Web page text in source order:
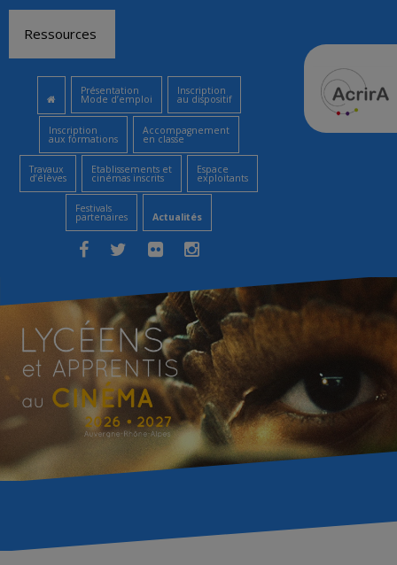
contenu
Ressources
Présentation
Mode d’emploi
Inscription
au dispositif
Inscription
aux formations
Accompagnement
en classe
Travaux
d’élèves
Etablissements et
cinémas inscrits
Espace
exploitants
Festivals
partenaires Actualités